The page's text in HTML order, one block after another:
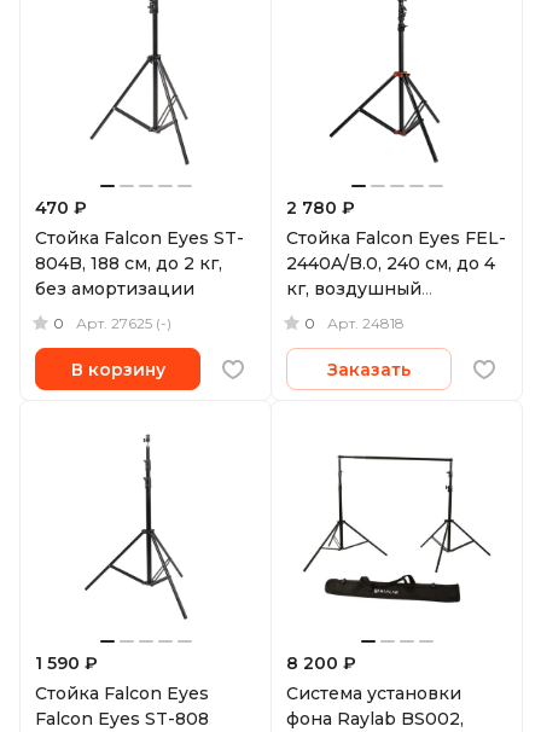
470 ₽
Стойка Falcon Eyes ST-
804B, 188 см, до 2 кг,
без амортизации
0 Арт. 27625 (-)
В корзину
2 780 ₽
Стойка Falcon Eyes FEL-
2440A/B.0, 240 см, до 4
кг, воздушный
амортизатор
0 Арт. 24818
Заказать
1 590 ₽
Стойка Falcon Eyes
Falcon Eyes ST-808
8 200 ₽
Система установки
фона Raylab BS002,